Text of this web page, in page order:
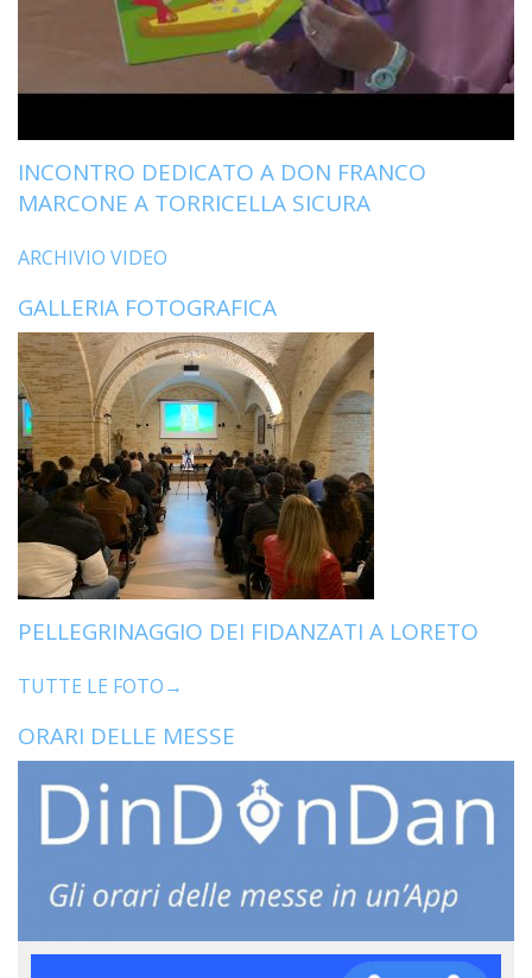
INCONTRO DEDICATO A DON FRANCO
MARCONE A TORRICELLA SICURA
ARCHIVIO VIDEO
GALLERIA FOTOGRAFICA
PELLEGRINAGGIO DEI FIDANZATI A LORETO
TUTTE LE FOTO→
ORARI DELLE MESSE